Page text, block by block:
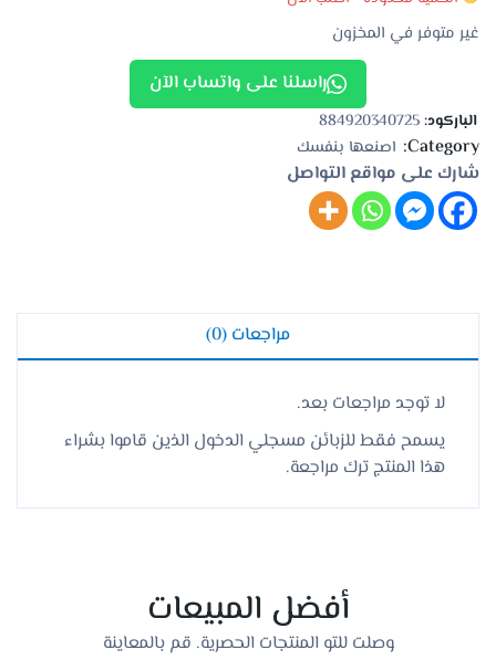
غير متوفر في المخزون
راسلنا على واتساب الآن
الباركود: 884920340725
Category: اصنعها بنفسك
شارك على مواقع التواصل
مراجعات (0)
لا توجد مراجعات بعد.
يسمح فقط للزبائن مسجلي الدخول الذين قاموا بشراء
هذا المنتج ترك مراجعة.
أفضل المبيعات
وصلت للتو المنتجات الحصرية. قم بالمعاينة